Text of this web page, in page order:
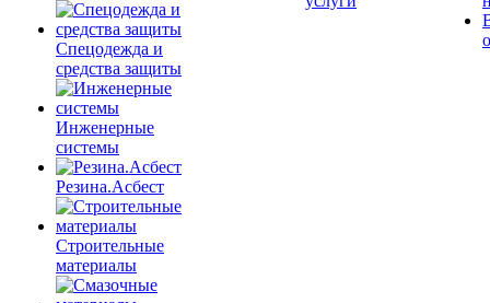
Спецодежда и
средства защиты
Инженерные
системы
Резина.Асбест
Строительные
материалы